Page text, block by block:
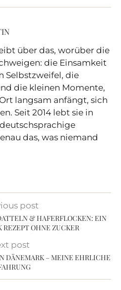
über das, worüber die
die Einsamkeit
Selbstzweifel, die
die kleinen Momente,
langsam anfängt, sich
Seit 2014 lebt sie in
das, was niemand
post
& HAFERFLOCKEN: EIN
REZEPT OHNE ZUCKER
post
DÄNEMARK – MEINE EHRLICHE